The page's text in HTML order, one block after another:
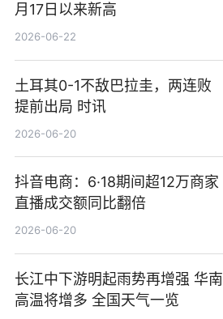
月17日以来新高
2026-06-22
土耳其0-1不敌巴拉圭，两连败
提前出局 时讯
2026-06-20
抖音电商：6·18期间超12万商家
直播成交额同比翻倍
2026-06-20
长江中下游明起雨势再增强 华南
高温将增多 全国天气一览